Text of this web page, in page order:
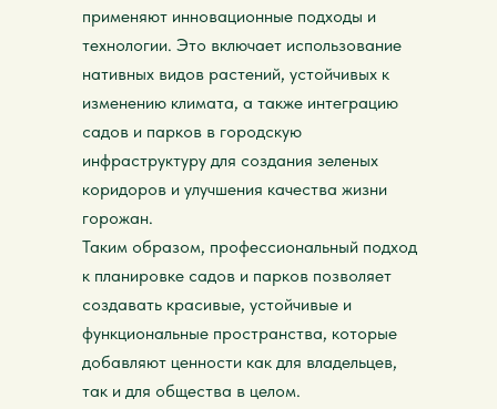
применяют инновационные подходы и
технологии. Это включает использование
нативных видов растений, устойчивых к
изменению климата, а также интеграцию
садов и парков в городскую
инфраструктуру для создания зеленых
коридоров и улучшения качества жизни
горожан.
Таким образом, профессиональный подход
к планировке садов и парков позволяет
создавать красивые, устойчивые и
функциональные пространства, которые
добавляют ценности как для владельцев,
так и для общества в целом.